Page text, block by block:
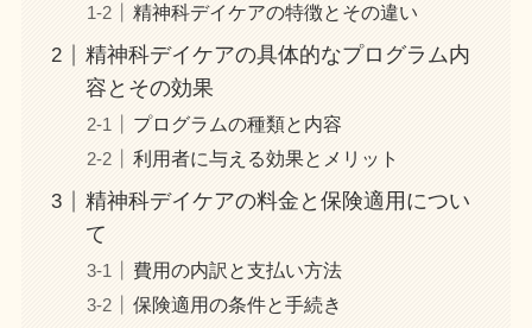
精神科デイケアの特徴とその違い
精神科デイケアの具体的なプログラム内
容とその効果
プログラムの種類と内容
利用者に与える効果とメリット
精神科デイケアの料金と保険適用につい
て
費用の内訳と支払い方法
保険適用の条件と手続き